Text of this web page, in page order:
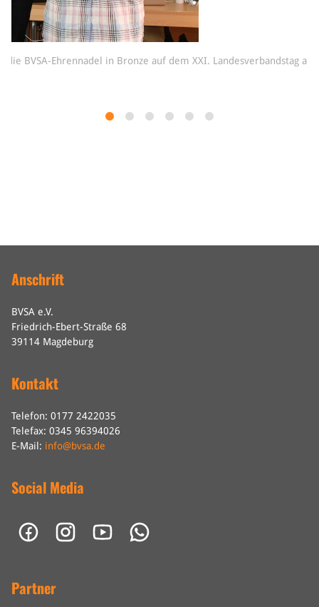
die BVSA-Ehrennadel in Bronze auf dem XXI. Landesverbandstag
Anschrift
BVSA e.V.
Friedrich-Ebert-Straße 68
39114 Magdeburg
Kontakt
Telefon: 0177 2422035
Telefax: 0345 96394026
E-Mail: info@bvsa.de
Social Media
Partner